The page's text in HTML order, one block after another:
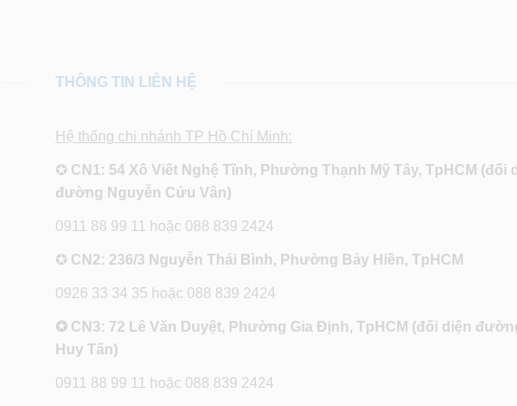
THÔNG TIN LIÊN HỆ
Hệ thống chi nhánh TP Hồ Chí Minh:
✪ CN1: 54 Xô Viết Nghệ Tĩnh, Phường Thạnh Mỹ Tây, TpHCM (đối
đường Nguyễn Cửu Vân)
0911 88 99 11 hoặc 088 839 2424
✪ CN2: 236/3 Nguyễn Thái Bình, Phường Bảy Hiền, TpHCM
0926 33 34 35 hoặc 088 839 2424
✪ CN3: 72 Lê Văn Duyệt, Phường Gia Định, TpHCM (đối diện
Huy Tấn)
0911 88 99 11 hoặc 088 839 2424